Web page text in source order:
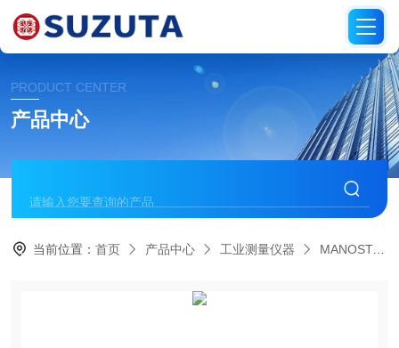
PRODUCT CENTER
产品中心
当前位置：首页 产品中心 工业测量仪器 MANOSTAR山本电机